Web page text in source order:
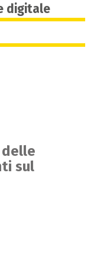
digitale
delle
sul